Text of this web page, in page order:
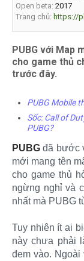
Open beta: 2017
Trang chủ: https://
PUBG với Map
cho game thủ
trước đây.
PUBG Mobile
Sốc: Call of
PUBG?
PUBG đã bước
mới mang tên
cho game thủ
ngừng nghỉ và
nhất mà PUBG
Tuy nhiên ít ai
này chưa phải
đem vào.